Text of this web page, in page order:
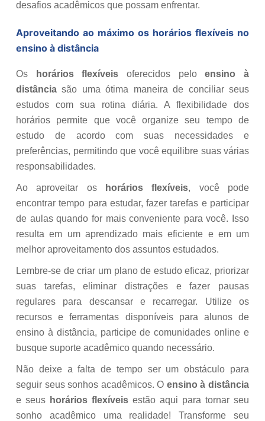
desafios acadêmicos que possam enfrentar.
Aproveitando ao máximo os horários flexíveis no
ensino à distância
Os horários flexíveis oferecidos peloensino à
distância são uma ótima maneira de conciliar seus
estudos com sua rotina diária. A flexibilidade dos
horários permite que você organize seu tempo de
estudo de acordo com suas necessidades e
preferências, permitindo que você equilibre suas várias
responsabilidades.
Ao aproveitar os horários flexíveis, você pode
encontrar tempo para estudar, fazer tarefas e participar
de aulas quando for mais conveniente para você. Isso
resulta em um aprendizado mais eficiente e em um
melhor aproveitamento dos assuntos estudados.
Lembre-se de criar um plano de estudo eficaz, priorizar
suas tarefas, eliminar distrações e fazer pausas
regulares para descansar e recarregar. Utilize os
recursos e ferramentas disponíveis para alunos de
ensino à distância, participe de comunidades online e
busque suporte acadêmico quando necessário.
Não deixe a falta de tempo ser um obstáculo para
seguir seus sonhos acadêmicos. O ensino à distância
e seus horários flexíveis estão aqui para tornar seu
sonho acadêmico uma realidade! Transforme seu